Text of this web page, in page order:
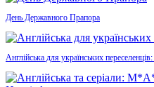
День Державного Прапора
Англійська для українських